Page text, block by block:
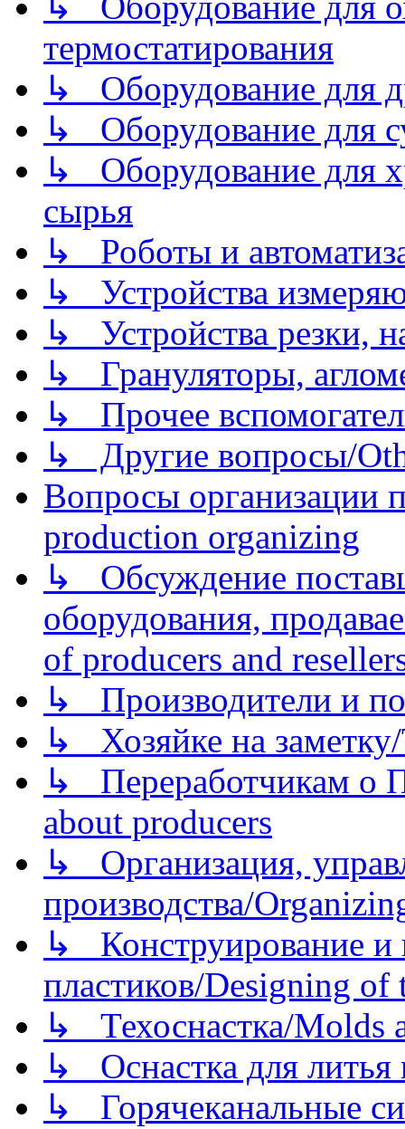
термостатирования
↳ Оборудование для
↳ Оборудование для
↳ Оборудование для
сырья
↳ Роботы и
↳ Устройства
↳ Устройства резки,
↳ Грануляторы,
↳ Прочее
↳ Другие вопросы/
Вопросы организации
production organizing
↳ Обсуждение
оборудования,
of producers and
↳ Производители и
↳ Хозяйке на
↳ Переработчикам о
about producers
↳ Организация,
производства/
↳ Конструирование и
пластиков/Designing of
↳ Техоснастка/Molds
↳ Оснастка для литья
↳ Горячеканальные